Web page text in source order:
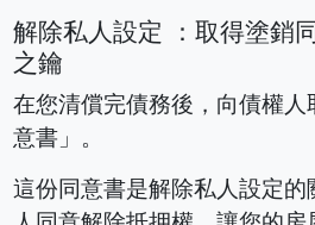
解除私人設定 ：取得塗銷
之鑰
在您清償完債務後，向債權
意書」。
這份同意書是解除私人設定